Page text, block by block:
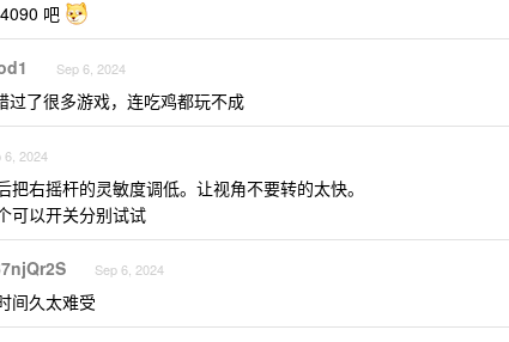
吧
Sep 6, 2024
过了很多游戏，连吃鸡都玩不成
6, 2024
把右摇杆的灵敏度调低。让视角不要转的太快。
可以开关分别试试
Sep 6, 2024
间久太难受